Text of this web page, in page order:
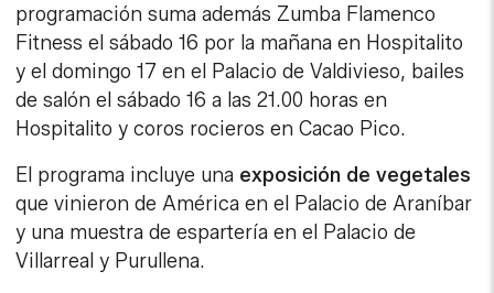
programación suma además Zumba Flamenco
Fitness el sábado 16 por la mañana en Hospitalito
y el domingo 17 en el Palacio de Valdivieso, bailes
de salón el sábado 16 a las 21.00 horas en
Hospitalito y coros rocieros en Cacao Pico.
El programa incluye una exposición de vegetales
que vinieron de América en el Palacio de Araníbar
y una muestra de espartería en el Palacio de
Villarreal y Purullena.